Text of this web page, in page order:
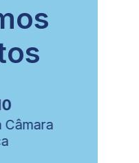
Câmara